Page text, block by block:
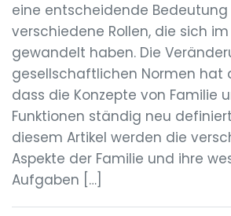
eine entscheidende
verschiedene Rollen, die sich
gewandelt haben. Die
gesellschaftlichen Normen hat
dass die Konzepte von Familie
Funktionen ständig neu
diesem Artikel werden die
Aspekte der Familie und ihre
Aufgaben […]